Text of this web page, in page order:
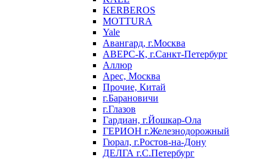
KERBEROS
MOTTURA
Yale
Авангард, г.Москва
АВЕРС-К, г.Санкт-Петербург
Аллюр
Арес, Москва
Прочие, Китай
г.Барановичи
г.Глазов
Гардиан, г.Йошкар-Ола
ГЕРИОН г.Железнодорожный
Гюрал, г.Ростов-на-Дону
ДЕЛГА г.С.Петербург